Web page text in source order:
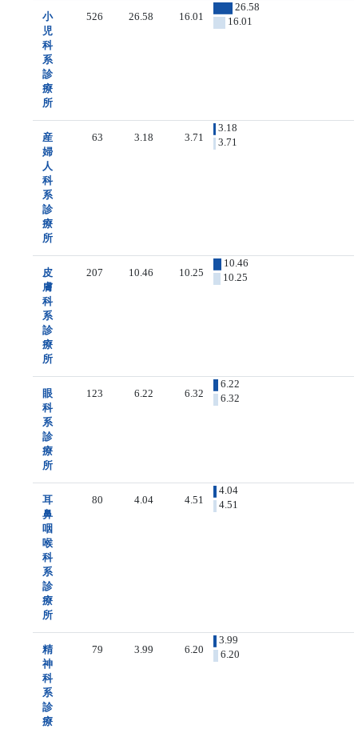
小
児
科
系
診
療
所
526 26.58 16.01
26.58
16.01
産
婦
人
科
系
診
療
所
63 3.18 3.71
3.18
3.71
皮
膚
科
系
診
療
所
207 10.46 10.25
10.46
10.25
眼
科
系
診
療
所
123 6.22 6.32
6.22
6.32
耳
鼻
咽
喉
科
系
診
療
所
80 4.04 4.51
4.04
4.51
精
神
科
系
診
療
79 3.99 6.20
3.99
6.20